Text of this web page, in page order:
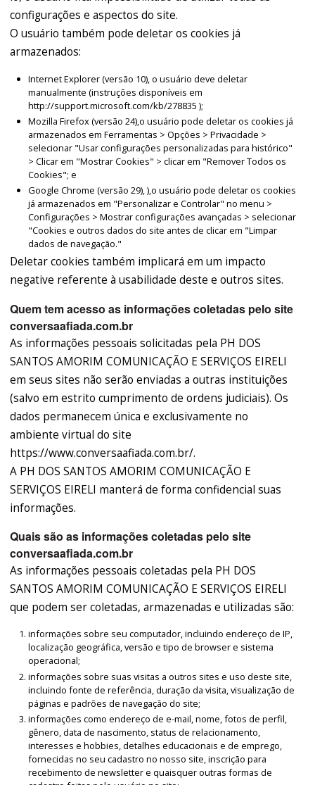
configurações e aspectos do site.
O usuário também pode deletar os cookies já
armazenados:
Internet Explorer (versão 10), o usuário deve deletar
manualmente (instruções disponíveis em
http://support.microsoft.com/kb/278835 );
Mozilla Firefox (versão 24),o usuário pode deletar os cookies já
armazenados em Ferramentas > Opções > Privacidade >
selecionar "Usar configurações personalizadas para histórico"
> Clicar em "Mostrar Cookies" > clicar em "Remover Todos os
Cookies"; e
Google Chrome (versão 29), ),o usuário pode deletar os cookies
já armazenados em "Personalizar e Controlar" no menu >
Configurações > Mostrar configurações avançadas > selecionar
"Cookies e outros dados do site antes de clicar em "Limpar
dados de navegação."
Deletar cookies também implicará em um impacto
negative referente à usabilidade deste e outros sites.
Quem tem acesso as informações coletadas pelo site
conversaafiada.com.br
As informações pessoais solicitadas pela PH DOS
SANTOS AMORIM COMUNICAÇÃO E SERVIÇOS EIRELI
em seus sites não serão enviadas a outras instituições
(salvo em estrito cumprimento de ordens judiciais). Os
dados permanecem única e exclusivamente no
ambiente virtual do site
https://www.conversaafiada.com.br/.
A PH DOS SANTOS AMORIM COMUNICAÇÃO E
SERVIÇOS EIRELI manterá de forma confidencial suas
informações.
Quais são as informações coletadas pelo site
conversaafiada.com.br
As informações pessoais coletadas pela PH DOS
SANTOS AMORIM COMUNICAÇÃO E SERVIÇOS EIRELI
que podem ser coletadas, armazenadas e utilizadas são:
informações sobre seu computador, incluindo endereço de IP,
localização geográfica, versão e tipo de browser e sistema
operacional;
informações sobre suas visitas a outros sites e uso deste site,
incluindo fonte de referência, duração da visita, visualização de
páginas e padrões de navegação do site;
informações como endereço de e-mail, nome, fotos de perfil,
gênero, data de nascimento, status de relacionamento,
interesses e hobbies, detalhes educacionais e de emprego,
fornecidas no seu cadastro no nosso site, inscrição para
recebimento de newsletter e quaisquer outras formas de